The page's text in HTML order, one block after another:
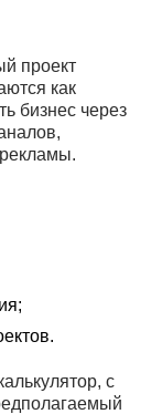
проект
как
бизнес через
с